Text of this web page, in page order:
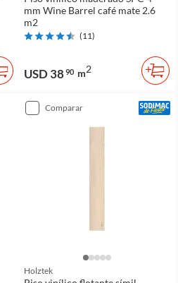
mm Wine Barrel café mate 2.6
m2
(11)
USD 3890 m2
comparar
Holztek